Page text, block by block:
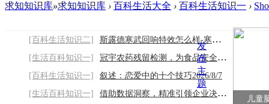
求知知识库»求知知识库 › 百科生活大全 › 百科生活知识一 ›
[百科生活知识二]
斯露德寒武回响特效怎么样-寒武回响特效及
[生活百科知识一]
冠宇农药残留检测，为食品安全保驾护航2026
[百科生活知识一]
叙述：恋爱中的十个技巧2026/8/7
[生活百科知识一]
借助数据洞察，精准引领企业决策方向2026/8
儿童
发
布
主
题